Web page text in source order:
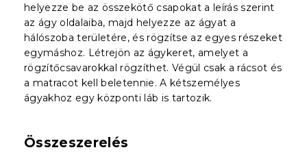
helyezze be az összekötő csapokat a leírás szerint
az ágy oldalaiba, majd helyezze az ágyat a
hálószoba területére, és rögzítse az egyes részeket
egymáshoz. Létrejön az ágykeret, amelyet a
rögzítőcsavarokkal rögzíthet. Végül csak a rácsot és
a matracot kell beletennie. A kétszemélyes
ágyakhoz egy központi láb is tartozik.
Összeszerelés